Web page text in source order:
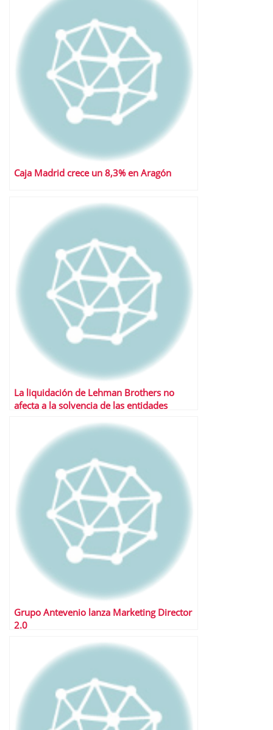
Caja Madrid crece un 8,3% en Aragón
La liquidación de Lehman Brothers no
afecta a la solvencia de las entidades
Grupo Antevenio lanza Marketing Director
2.0